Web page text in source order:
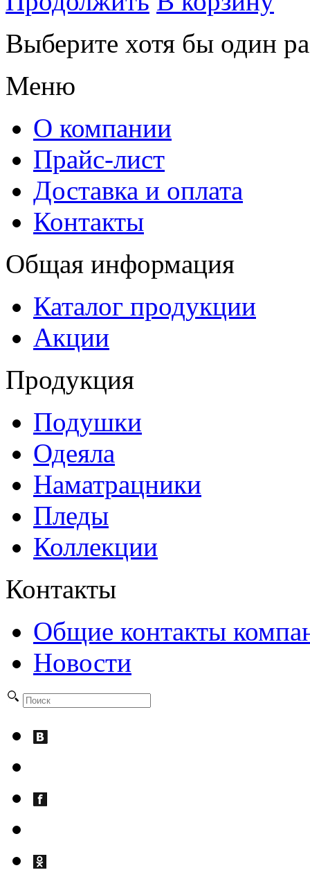
Выберите хотя бы один
Меню
О компании
Прайс-лист
Доставка и оплата
Контакты
Общая информация
Каталог продукции
Акции
Продукция
Подушки
Одеяла
Наматрацники
Пледы
Коллекции
Контакты
Общие контакты
Новости